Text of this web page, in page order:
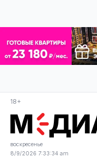
18+
воскресенье
8/9/2026 7:33:34 am